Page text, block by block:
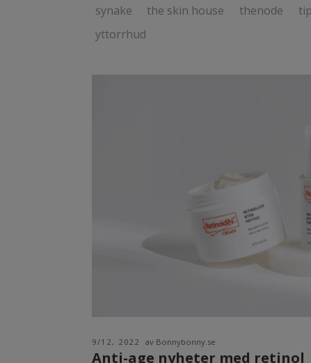
synake
the skin house thenode
yttorrhud
9/12, 2022 av Bonnybonny.se
Anti-age nyheter med retinol